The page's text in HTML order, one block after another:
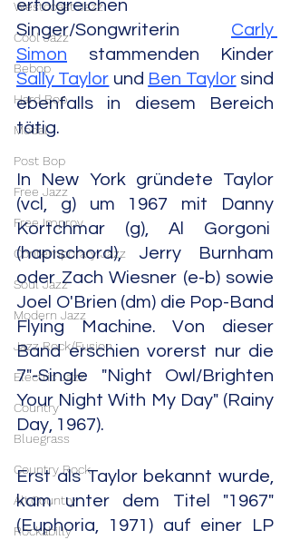
Westcoast Jazz
Cool Jazz
Bebop
Hard Bop
Modal
Post Bop
Free Jazz
Free Improv
Contemporary Jazz
Soul Jazz
Modern Jazz
Jazz Rock/Fusion
Electric Jazz
Country
Bluegrass
Country Rock
Alt.Country
Rockabilly
erfolgreichen
Singer/Songwriterin Carly
Simon
Sally Taylor und Ben Taylor sind
ebenfalls in diesem Bereich
tätig.
In New York gründete Taylor
(vcl, g) um 1967 mit Danny
Kortchmar (g), Al Gorgoni
(hapischord), Jerry Burnham
oder Zach Wiesner (e-b) sowie
Joel O'Brien (dm) die Pop-Band
Flying Machine. Von dieser
Band erschien vorerst nur die
7"-Single "Night Owl/Brighten
Your Night With My Day" (Rainy
Day, 1967).
Erst als Taylor bekannt wurde,
kam unter dem Titel "1967"
(Euphoria, 1971) auf einer LP